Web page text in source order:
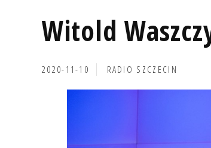
Witold
2020-11-10 RADIO SZCZECIN